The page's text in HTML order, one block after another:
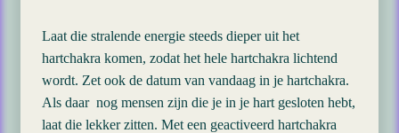
Laat die stralende energie steeds dieper uit het
hartchakra komen, zodat het hele hartchakra lichtend
wordt. Zet ook de datum van vandaag in je hartchakra.
Als daar nog mensen zijn die je in je hart gesloten hebt,
laat die lekker zitten. Met een geactiveerd hartchakra